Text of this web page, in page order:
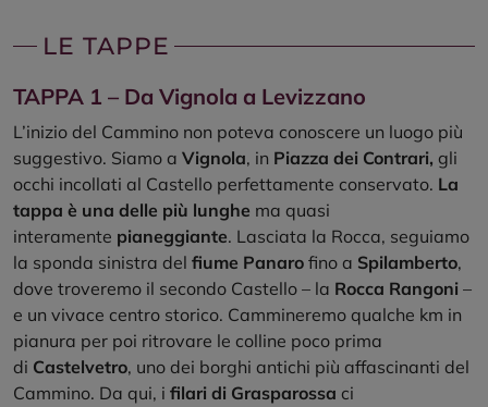
LE TAPPE
TAPPA 1 – Da Vignola a Levizzano
L’inizio del Cammino non poteva conoscere un luogo più
suggestivo. Siamo a Vignola, in Piazza dei Contrari, gli
occhi incollati al Castello perfettamente conservato. La
tappa è una delle più lunghe ma quasi
interamente pianeggiante. Lasciata la Rocca, seguiamo
la sponda sinistra del fiume Panaro fino a Spilamberto,
dove troveremo il secondo Castello – la Rocca Rangoni –
e un vivace centro storico. Cammineremo qualche km in
pianura per poi ritrovare le colline poco prima
di Castelvetro, uno dei borghi antichi più affascinanti del
Cammino. Da qui, i filari di Grasparossa ci